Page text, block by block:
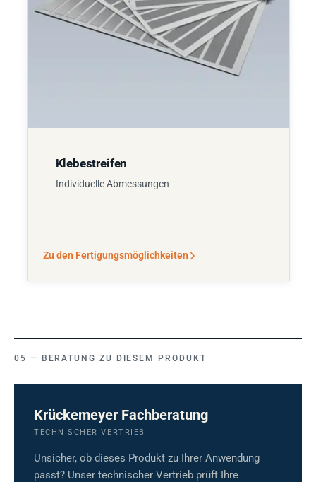
Klebestreifen
Individuelle Abmessungen
Zu den Fertigungsmöglichkeiten
BERATUNG ZU DIESEM PRODUKT
Krückemeyer Fachberatung
TECHNISCHER VERTRIEB
Unsicher, ob dieses Produkt zu Ihrer Anwendung
passt? Unser technischer Vertrieb prüft Ihre